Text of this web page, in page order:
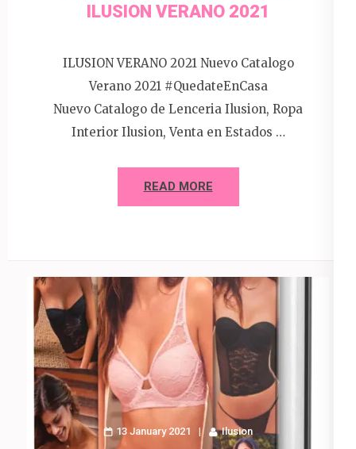
ILUSION VERANO 2021
ILUSION VERANO 2021 Nuevo Catalogo
Verano 2021 #QuedateEnCasa
Nuevo Catalogo de Lenceria Ilusion, Ropa
Interior Ilusion, Venta en Estados …
READ MORE
13 January 2021 Ilusion